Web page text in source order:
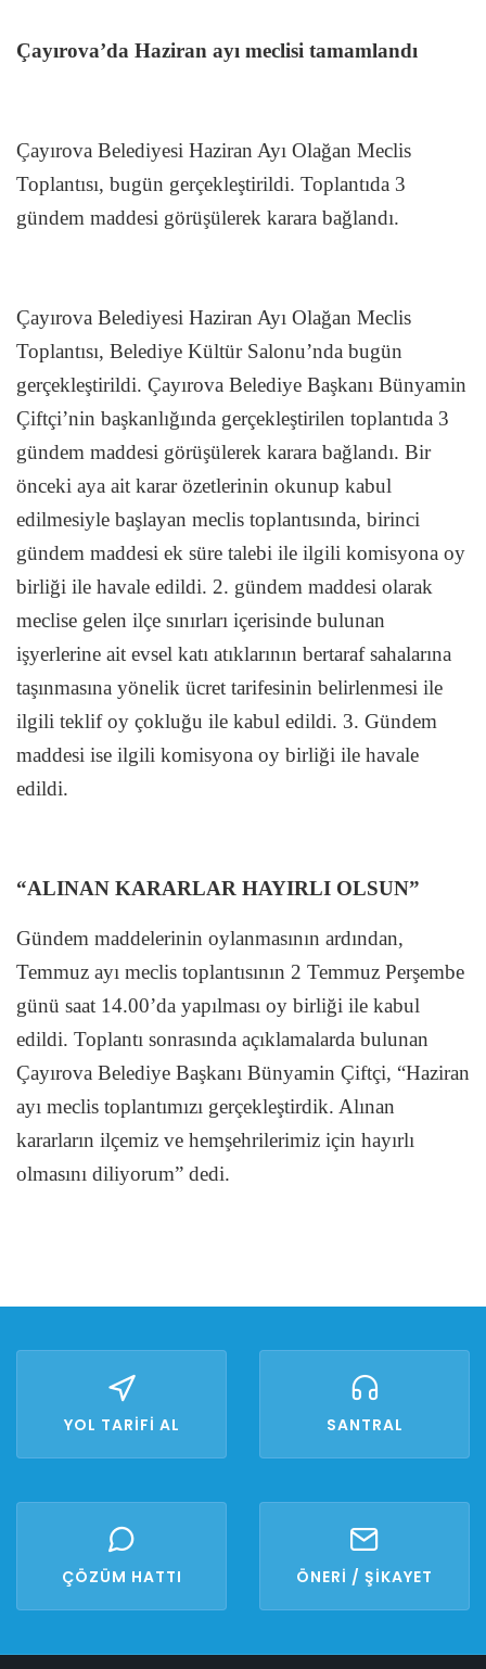
Çayırova’da Haziran ayı meclisi tamamlandı
Çayırova Belediyesi Haziran Ayı Olağan Meclis
Toplantısı, bugün gerçekleştirildi. Toplantıda 3
gündem maddesi görüşülerek karara bağlandı.
Çayırova Belediyesi Haziran Ayı Olağan Meclis
Toplantısı, Belediye Kültür Salonu’nda bugün
gerçekleştirildi. Çayırova Belediye Başkanı Bünyamin
Çiftçi’nin başkanlığında gerçekleştirilen toplantıda 3
gündem maddesi görüşülerek karara bağlandı. Bir
önceki aya ait karar özetlerinin okunup kabul
edilmesiyle başlayan meclis toplantısında, birinci
gündem maddesi ek süre talebi ile ilgili komisyona oy
birliği ile havale edildi. 2. gündem maddesi olarak
meclise gelen ilçe sınırları içerisinde bulunan
işyerlerine ait evsel katı atıklarının bertaraf sahalarına
taşınmasına yönelik ücret tarifesinin belirlenmesi ile
ilgili teklif oy çokluğu ile kabul edildi. 3. Gündem
maddesi ise ilgili komisyona oy birliği ile havale
edildi.
“ALINAN KARARLAR HAYIRLI OLSUN”
Gündem maddelerinin oylanmasının ardından,
Temmuz ayı meclis toplantısının 2 Temmuz Perşembe
günü saat 14.00’da yapılması oy birliği ile kabul
edildi. Toplantı sonrasında açıklamalarda bulunan
Çayırova Belediye Başkanı Bünyamin Çiftçi, “Haziran
ayı meclis toplantımızı gerçekleştirdik. Alınan
kararların ilçemiz ve hemşehrilerimiz için hayırlı
olmasını diliyorum” dedi.
YOL TARİFİ AL SANTRAL
ÇÖZÜM HATTI ÖNERİ / ŞİKAYET